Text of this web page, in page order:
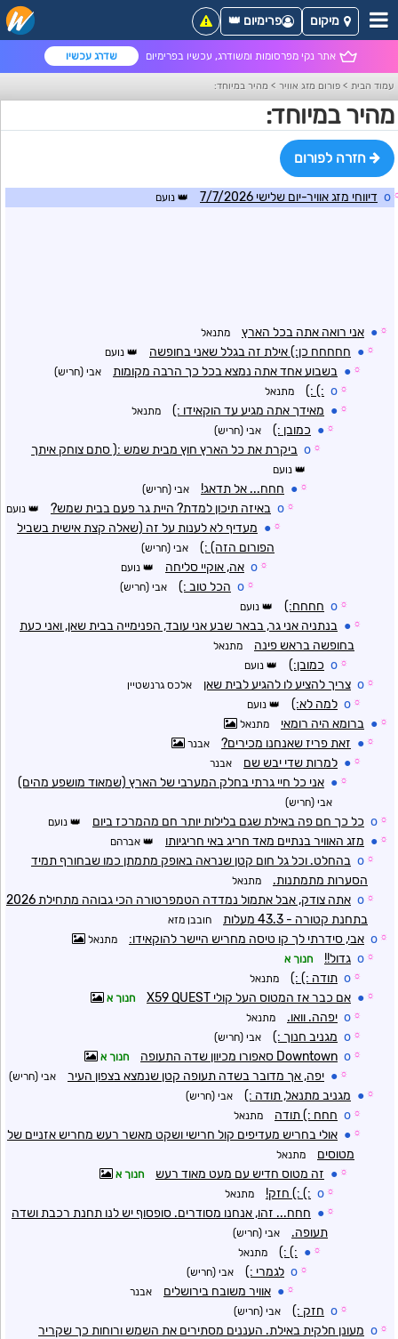
אתר נקי מפרסומות ומשודרג, עכשיו בפרימיום שדרג עכשיו
מיקום פרימיום 👑
עמוד הבית > פורום מזג אוויר > מהיר במיוחד:
מהיר במיוחד:
חזרה לפורום
o דיווחי מזג אוויר-יום שלישי 7/7/2026 נועם
☼
● אני רואה אתה בכל הארץ מתנאל
☼
● חחחחח כן:) אילת זה בגלל שאני בחופשה נועם
☼
● בשבוע אחד אתה נמצא בכל כך הרבה מקומות אבי (חריש)
☼
o
:) :) מתנאל
☼
● מאידך אתה מגיע עד הוקאידו :) מתנאל
☼
● כמובן :) אבי (חריש)
☼
o ביקרת את כל הארץ חוץ מבית שמש :( סתם צוחק איתך
נועם
☼
● חחח... אל תדאג! אבי (חריש)
☼
o באיזה תיכון למדת? היית גר פעם בבית שמש? נועם
☼
● מעדיף לא לענות על זה (שאלה קצת אישית בשביל
הפורום הזה) :)
אבי (חריש)
☼
o אה, אוקיי סליחה נועם
☼
o הכל טוב :) אבי (חריש)
☼
o חחחח:) נועם
☼
● בנתניה אני גר, בבאר שבע אני עובד, הפנימייה בבית שאן, ואני כעת
בחופשה בראש פינה
מתנאל
☼
o כמובן:) נועם
☼
o צריך להציע לו להגיע לבית שאן אלכס גרנשטיין
☼
o למה לא:) נועם
☼
● ברומא היה רומאי מתנאל
☼
● זאת פריז שאנחנו מכירים? אבנר
☼
● למרות שדי יבש שם אבנר
☼
● אני כל חיי גרתי בחלק המערבי של הארץ (שמאוד מושפע מהים)
אבי (חריש)
☼
o כל כך חם פה באילת שגם בלילות יותר חם מהמרכז ביום נועם
☼
● מזג האוויר בנתיים מאד חריג באי חריגיותו אברהם
☼
o בהחלט. וכל גל חום קטן שנראה באופק מתמתן כמו שבחורף תמיד
הסערות מתמתנות.
מתנאל
☼
o
אתה צודק, אבל אתמול נמדדה הטמפרטורה הכי גבוהה מתחילת 2026
בתחנת קטורה - 43.3 מעלות
חובבן מזא
☼
o אבי, סידרתי לך קו טיסה מחריש היישר להוקאידו: מתנאל
☼
o גדול!! חנוך א
☼
o תודה :) :) מתנאל
☼
● אם כבר אז המטוס העל קולי X59 QUEST חנוך א
☼
o יפהה. וואו. מתנאל
☼
o מגניב חנוך :) אבי (חריש)
☼
o Downtown סאפורו מכיוון שדה התעופה חנוך א
☼
● יפה, אך מדובר בשדה תעופה קטן שנמצא בצפון העיר אבי (חריש)
☼
● מגניב מתנאל, תודה :) אבי (חריש)
☼
o חחח :) תודה מתנאל
☼
● אולי בחריש מעדיפים קול חרישי ושקט מאשר רעש מחריש אזניים של
מטוסים
מתנאל
☼
● זה מטוס חדיש עם מעט מאוד רעש חנוך א
☼
o :) :) חזק! מתנאל
☼
● חחח... זהו, אנחנו מסודרים. סופסוף יש לנו תחנת רכבת ושדה
תעופה.
אבי (חריש)
☼
●
:) :) מתנאל
☼
o לגמרי :) אבי (חריש)
☼
● אוויר משובח בירושלים אבנר
☼
o חזק :) אבי (חריש)
☼
o מעונן חלקית באילת. העננים מסתירים את השמש ורוחות כך שקריר